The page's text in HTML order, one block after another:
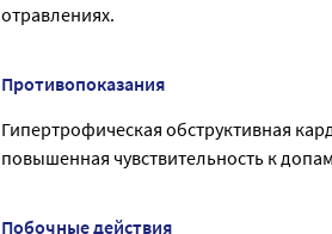
отравлениях.
Противопоказания
Гипертрофическая обструктивная
повышенная чувствительность к
Побочные действия